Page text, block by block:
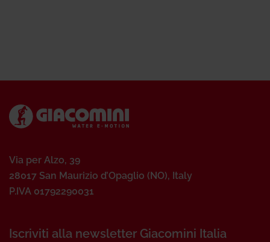
Via per Alzo, 39
28017 San Maurizio d’Opaglio (NO), Italy
P.IVA 01792290031
Iscriviti alla newsletter Giacomini Italia